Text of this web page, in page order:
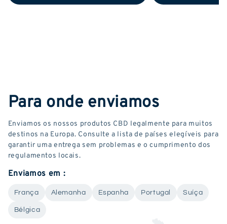
Para onde enviamos
Enviamos os nossos produtos CBD legalmente para muitos
destinos na Europa. Consulte a lista de países elegíveis para
garantir uma entrega sem problemas e o cumprimento dos
regulamentos locais.
Enviamos em :
França Alemanha Espanha Portugal Suíça
Bélgica